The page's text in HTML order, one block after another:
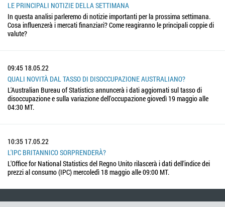
LE PRINCIPALI NOTIZIE DELLA SETTIMANA
In questa analisi parleremo di notizie importanti per la prossima settimana.
Cosa influenzerà i mercati finanziari? Come reagiranno le principali coppie di
valute?
09:45 18.05.22
QUALI NOVITÀ DAL TASSO DI DISOCCUPAZIONE AUSTRALIANO?
L'Australian Bureau of Statistics annuncerà i dati aggiornati sul tasso di
disoccupazione e sulla variazione dell'occupazione giovedì 19 maggio alle
04:30 MT.
10:35 17.05.22
L'IPC BRITANNICO SORPRENDERÀ?
L'Office for National Statistics del Regno Unito rilascerà i dati dell'indice dei
prezzi al consumo (IPC) mercoledì 18 maggio alle 09:00 MT.